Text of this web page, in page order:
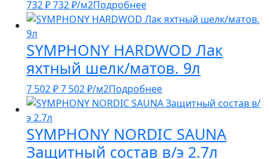
732₽732₽/м2Подробнее
SYMPHONY HARDWOD Лак
яхтный шелк/матов. 9л
7 502₽7 502₽/м2Подробнее
SYMPHONY NORDIC SAUNA
Защитный состав в/э 2.7л